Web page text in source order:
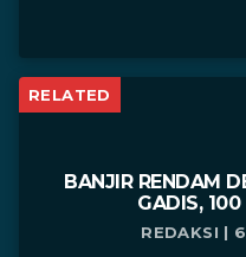
RELATED
BANJIR RENDAM
GADIS, 100
REDAKSI |